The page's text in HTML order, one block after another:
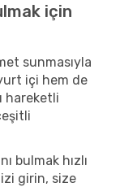
için
sunmasıyla
içi hem de
hareketli
bulmak hızlı
girin, size